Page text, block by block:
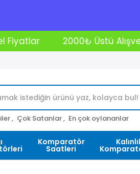
Alışverişlerde Kargo Ücretsiz
, Çok Satanlar , En çok oylananlar
Komparatör
Saatleri